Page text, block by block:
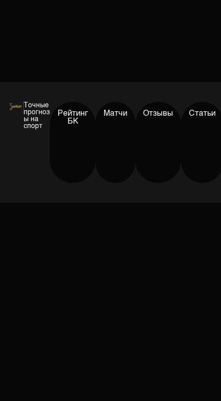
Точные
прогноз
ы на
спорт
Рейтинг
БК
Матчи Отзывы Статьи